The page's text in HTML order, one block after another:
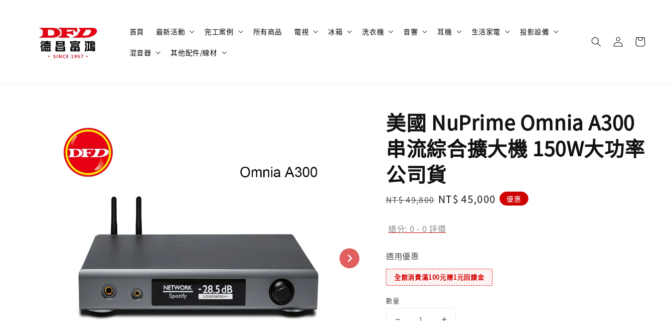
首頁 最新活動 完工案例 所有商品 電視 冰箱 洗衣機 音響 耳機 生活家電 投影設備
混音器 其他配件/線材
美國 NuPrime Omnia A300
串流綜合擴大機 150W大功率
公司貨
Regular
NT$ 49,800 Sale
NT$ 45,000 優惠
總分: 0 - 0 評價
適用優惠
全館消費滿100元贈1元回饋金
數量